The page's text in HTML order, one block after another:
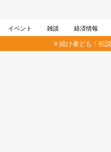
イベント 雑談 経済情報
続け者ども！伝